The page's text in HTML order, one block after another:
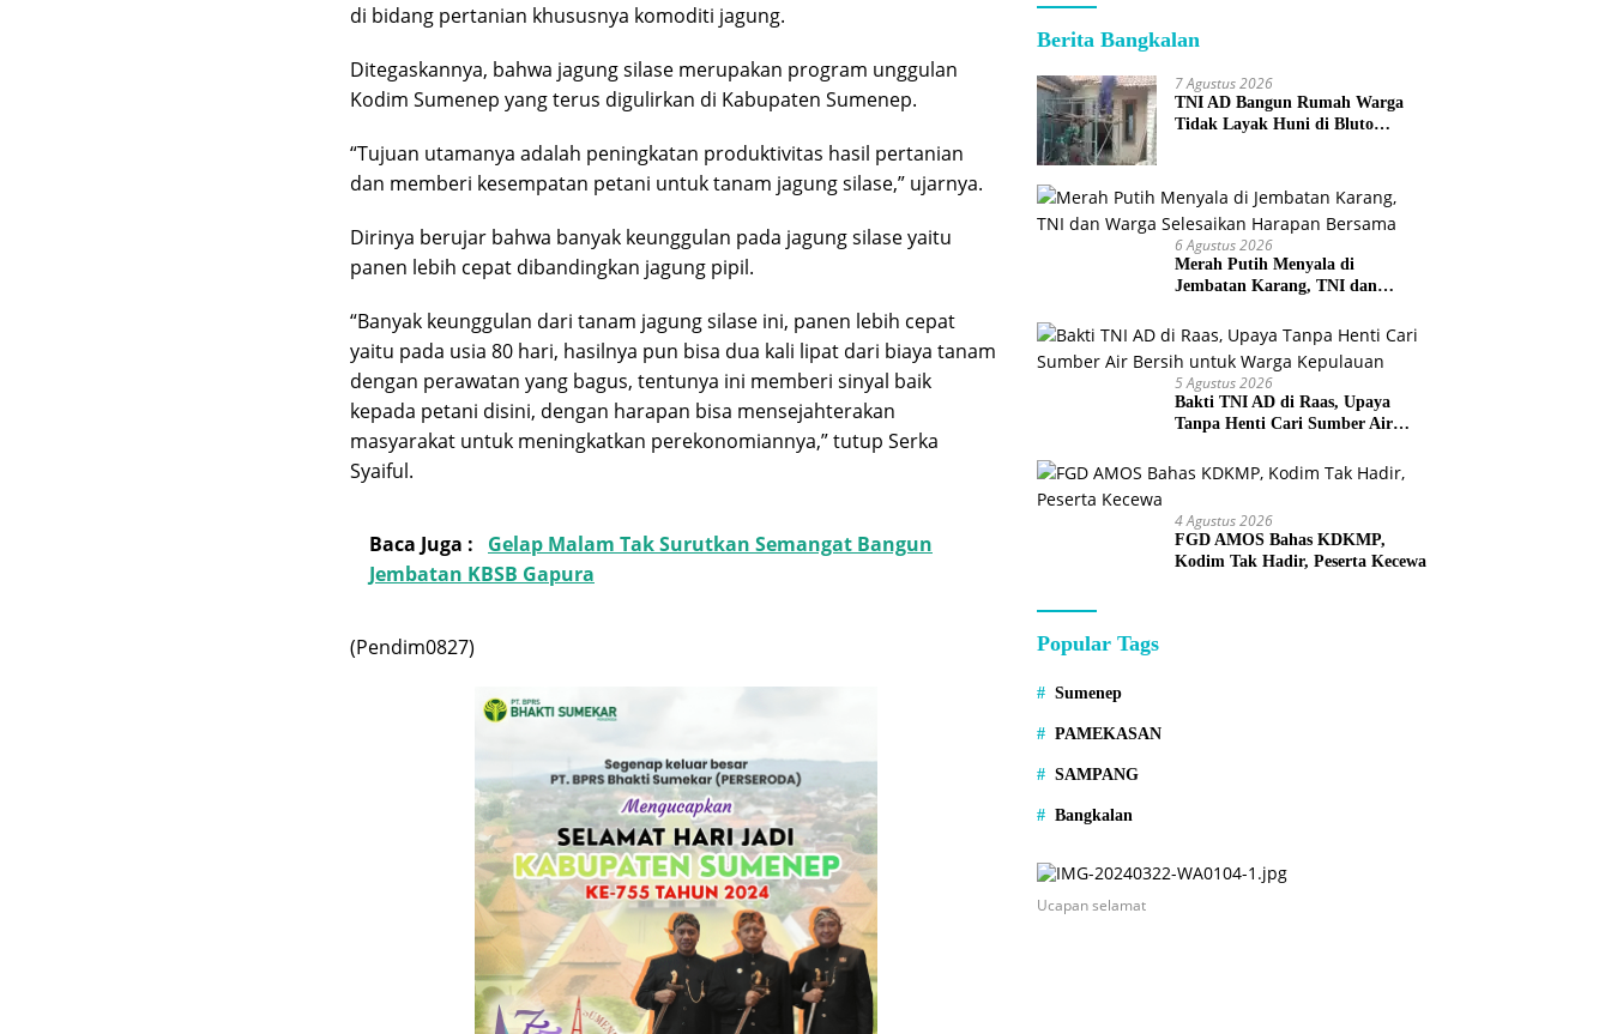
di bidang pertanian khususnya komoditi jagung.
Ditegaskannya, bahwa jagung silase merupakan program unggulan
Kodim Sumenep yang terus digulirkan di Kabupaten Sumenep.
“Tujuan utamanya adalah peningkatan produktivitas hasil pertanian
dan memberi kesempatan petani untuk tanam jagung silase,” ujarnya.
Dirinya berujar bahwa banyak keunggulan pada jagung silase yaitu
panen lebih cepat dibandingkan jagung pipil.
“Banyak keunggulan dari tanam jagung silase ini, panen lebih cepat
yaitu pada usia 80 hari, hasilnya pun bisa dua kali lipat dari biaya tanam
dengan perawatan yang bagus, tentunya ini memberi sinyal baik
kepada petani disini, dengan harapan bisa mensejahterakan
masyarakat untuk meningkatkan perekonomiannya,” tutup Serka
Syaiful.
Baca Juga :
Gelap Malam Tak Surutkan Semangat Bangun
Jembatan KBSB Gapura
(Pendim0827)
Berita Bangkalan
7 Agustus 2026
TNI AD Bangun Rumah Warga
Tidak Layak Huni di Bluto
6 Agustus 2026
Merah Putih Menyala di
Jembatan Karang, TNI dan
Bersama
5 Agustus 2026
Bakti TNI AD di Raas, Upaya
Tanpa Henti Cari Sumber Air
4 Agustus 2026
FGD AMOS Bahas KDKMP,
Kodim Tak Hadir, Peserta Kecewa
Popular Tags
Sumenep
PAMEKASAN
SAMPANG
Bangkalan
Ucapan selamat